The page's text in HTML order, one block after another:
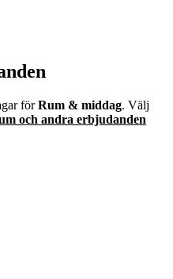
förRum & middag. Välj
och andra erbjudanden